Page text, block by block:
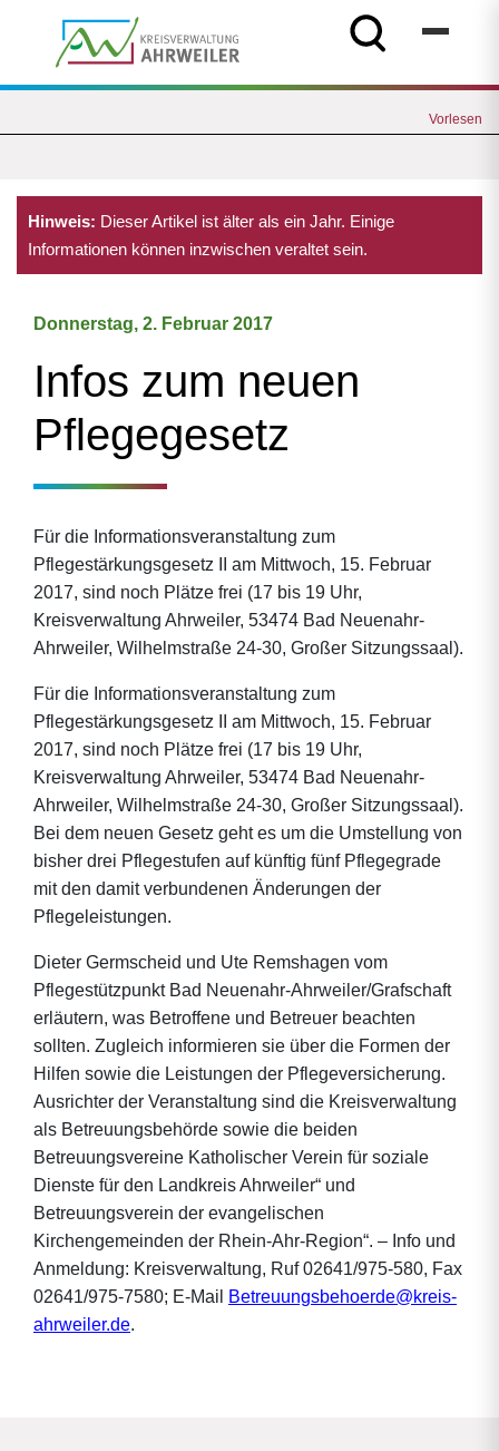
Vorlesen
Hinweis: Dieser Artikel ist älter als ein Jahr. Einige
Informationen können inzwischen veraltet sein.
Donnerstag, 2. Februar 2017
Infos zum neuen
Pflegegesetz
Für die Informationsveranstaltung zum
Pflegestärkungsgesetz II am Mittwoch, 15. Februar
2017, sind noch Plätze frei (17 bis 19 Uhr,
Kreisverwaltung Ahrweiler, 53474 Bad Neuenahr-
Ahrweiler, Wilhelmstraße 24-30, Großer Sitzungssaal).
Für die Informationsveranstaltung zum
Pflegestärkungsgesetz II am Mittwoch, 15. Februar
2017, sind noch Plätze frei (17 bis 19 Uhr,
Kreisverwaltung Ahrweiler, 53474 Bad Neuenahr-
Ahrweiler, Wilhelmstraße 24-30, Großer Sitzungssaal).
Bei dem neuen Gesetz geht es um die Umstellung von
bisher drei Pflegestufen auf künftig fünf Pflegegrade
mit den damit verbundenen Änderungen der
Pflegeleistungen.
Dieter Germscheid und Ute Remshagen vom
Pflegestützpunkt Bad Neuenahr-Ahrweiler/Grafschaft
erläutern, was Betroffene und Betreuer beachten
sollten. Zugleich informieren sie über die Formen der
Hilfen sowie die Leistungen der Pflegeversicherung.
Ausrichter der Veranstaltung sind die Kreisverwaltung
als Betreuungsbehörde sowie die beiden
Betreuungsvereine Katholischer Verein für soziale
Dienste für den Landkreis Ahrweiler“ und
Betreuungsverein der evangelischen
Kirchengemeinden der Rhein-Ahr-Region“. – Info und
Anmeldung: Kreisverwaltung, Ruf 02641/975-580, Fax
02641/975-7580; E-Mail
Betreuungsbehoerde@kreis-
ahrweiler.de.